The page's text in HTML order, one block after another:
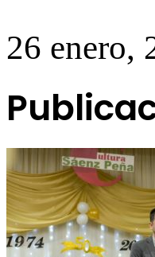
26 enero,